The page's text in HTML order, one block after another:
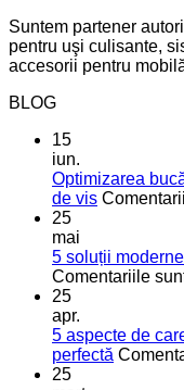
Suntem partener
pentru uşi culisante,
accesorii pentru
BLOG
15
iun.
Optimizarea
de vis
25
mai
5 soluții
Comentariile
25
apr.
5 aspecte de
perfectă
25